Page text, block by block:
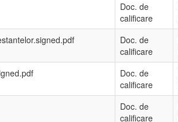
Doc. de
calificare
Doc. de
calificare
Doc. de
calificare
Doc. de
calificare